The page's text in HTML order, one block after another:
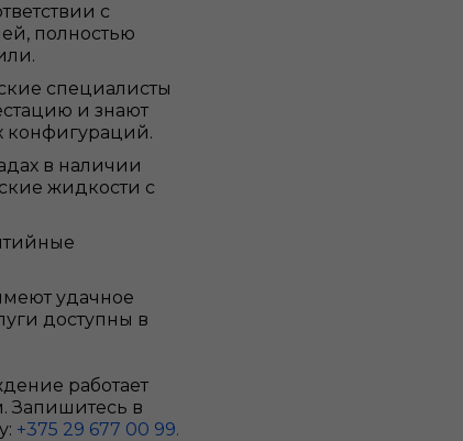
с
полностью
специалисты
и знают
конфигураций.
в наличии
жидкости с
удачное
доступны в
работает
Запишитесь в
+375 29 677 00 99.